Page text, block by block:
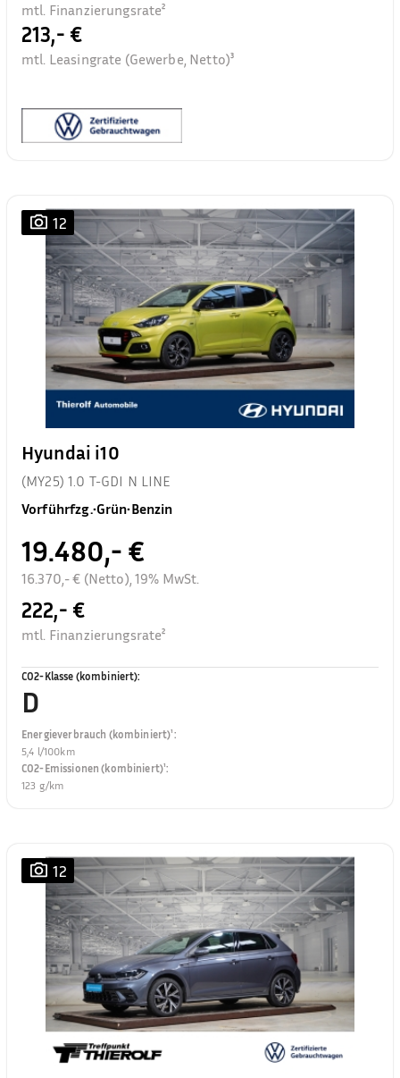
mtl. Finanzierungsrate²
213,- €
mtl. Leasingrate (Gewerbe, Netto)³
12
Hyundai i10
(MY25) 1.0 T-GDI N LINE
Vorführfzg.•Grün•Benzin
19.480,- €
16.370,- € (Netto), 19% MwSt.
222,- €
mtl. Finanzierungsrate²
CO2-Klasse (kombiniert):
D
Energieverbrauch (kombiniert)¹:
5,4 l/100km
CO2-Emissionen (kombiniert)¹:
123 g/km
12